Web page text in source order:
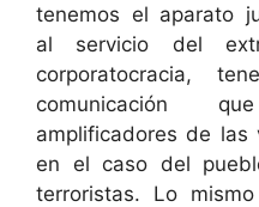
tenemos el aparato
al servicio del
corporatocracia,
comunicación
amplificadores de las
en el caso del
terroristas. Lo